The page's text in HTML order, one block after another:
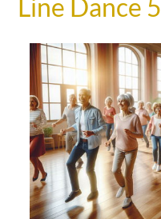
Line Dance